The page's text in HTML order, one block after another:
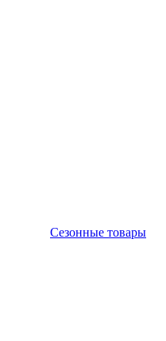
Сезонные товары